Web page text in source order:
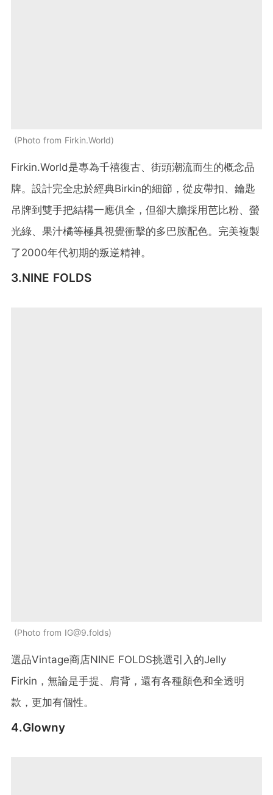
Photo from Firkin.World
Firkin.World是專為千禧復古、街頭潮流而生的概念品
牌。設計完全忠於經典Birkin的細節，從皮帶扣、鑰匙
吊牌到雙手把結構一應俱全，但卻大膽採用芭比粉、螢
光綠、果汁橘等極具視覺衝擊的多巴胺配色。完美複製
了2000年代初期的叛逆精神。
3.NINE FOLDS
Photo from IG@9.folds
選品Vintage商店NINE FOLDS挑選引入的Jelly
Firkin，無論是手提、肩背，還有各種顏色和全透明
款，更加有個性。
4.Glowny